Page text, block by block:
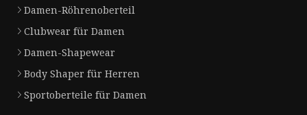
Damen-Röhrenoberteil
Clubwear für Damen
Damen-Shapewear
Body Shaper für Herren
Sportoberteile für Damen